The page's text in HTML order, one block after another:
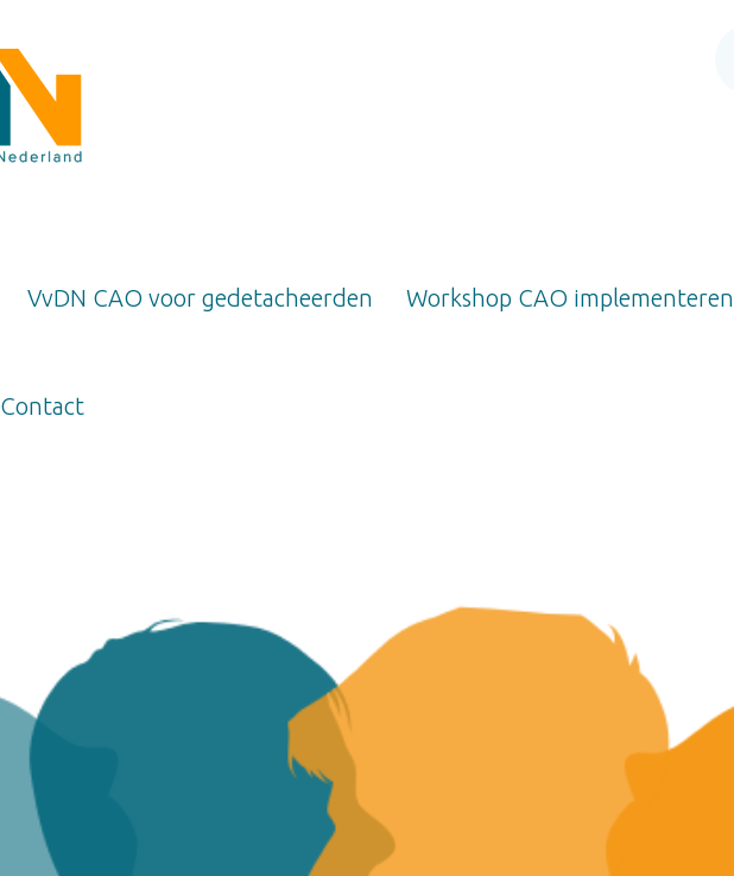
VvDN CAO voor gedetacheerden Workshop CAO implementeren
Contact